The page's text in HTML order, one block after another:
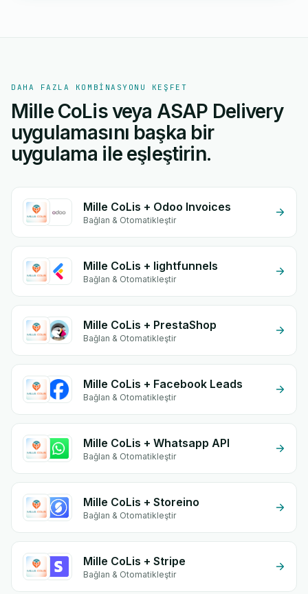
DAHA FAZLA KOMBINASYONU KEŞFET
Mille CoLis veya ASAP Delivery
uygulamasını başka bir
uygulama ile eşleştirin.
Mille CoLis + Odoo Invoices
Bağlan & Otomatikleştir
Mille CoLis + lightfunnels
Bağlan & Otomatikleştir
Mille CoLis + PrestaShop
Bağlan & Otomatikleştir
Mille CoLis + Facebook Leads
Bağlan & Otomatikleştir
Mille CoLis + Whatsapp API
Bağlan & Otomatikleştir
Mille CoLis + Storeino
Bağlan & Otomatikleştir
Mille CoLis + Stripe
Bağlan & Otomatikleştir